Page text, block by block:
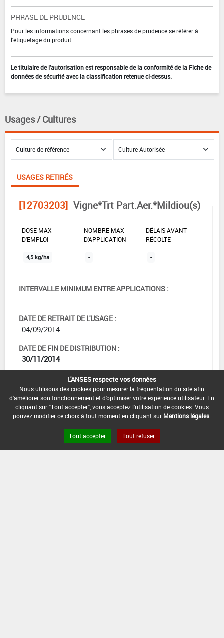
PHRASE DE PRUDENCE
Pour les informations concernant les phrases de prudence se référer à
l'étiquetage du produit.
Le titulaire de l'autorisation est responsable de la conformité de la Fiche de
données de sécurité avec la classification retenue ci-dessus.
Usages / Cultures
USAGES RETIRÉS
[12703203] Vigne*Trt Part.Aer.*Mildiou(s)
DOSE MAX
D'EMPLOI
NOMBRE MAX
D'APPLICATION
DÉLAIS AVANT
RÉCOLTE
4,5 kg/ha - -
INTERVALLE MINIMUM ENTRE APPLICATIONS :
-
DATE DE RETRAIT DE L'USAGE :
04/09/2014
DATE DE FIN DE DISTRIBUTION :
30/11/2014
DATE DE FIN D'UTILISATION :
30/11/2015
L'ANSES respecte vos données
Nous utilisons des cookies pour mesurer la fréquentation du site afin
d'améliorer son fonctionnement et d'optimiser votre expérience utilisateur. En
cliquant sur "Tout accepter", vous acceptez l'utilisation de cookies. Vous
pouvez modifier ce choix à tout moment en cliquant sur Mentions légales
Tout accepter Tout refuser